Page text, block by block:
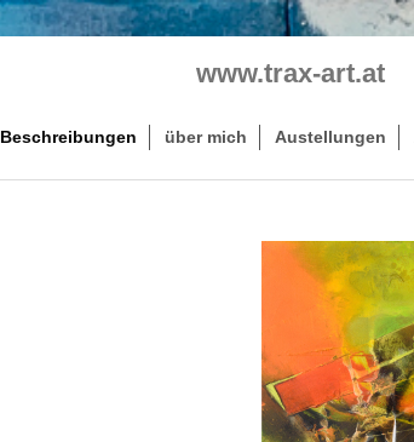
www.trax-art.at
Beschreibungen über mich Austellungen